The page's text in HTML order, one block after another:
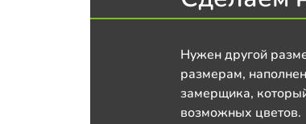
Нужен другой
размерам,
замерщика,
возможных цветов.